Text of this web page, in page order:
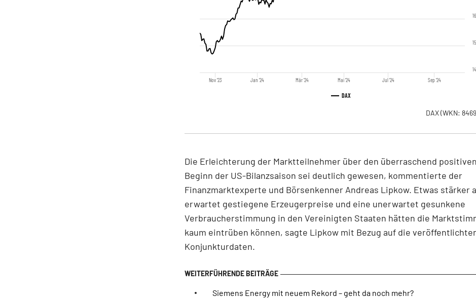
DAX
Nov '23 Jan '24 Mär '24 Mai '24 Jul '24 Sep '24
DAX(WKN:
Die Erleichterung der Marktteilnehmer über den überraschend positiven
Beginn der US-Bilanzsaison sei deutlich gewesen, kommentierte der
Finanzmarktexperte und Börsenkenner Andreas Lipkow. Etwas stärker
erwartet gestiegene Erzeugerpreise und eine unerwartet gesunkene
Verbraucherstimmung in den Vereinigten Staaten hätten die
kaum eintrüben können, sagte Lipkow mit Bezug auf die
Konjunkturdaten.
Siemens Energy mit neuem Rekord – geht da noch mehr?